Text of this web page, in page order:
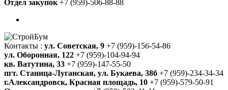
Отдел закупок +7 (959)-506-88-88
Контакты : ул. Советская, 9 +7 (959)-156-54-86
ул. Оборонная, 122 +7 (959)-104-94-94
кв. Ватутина, 33 +7 (959)-147-55-50
пгт. Станица-Луганская, ул. Букаева, 38б +7 (959)-234-34-34
г.Александровск, Красная площадь, 10 +7 (959)-579-50-91